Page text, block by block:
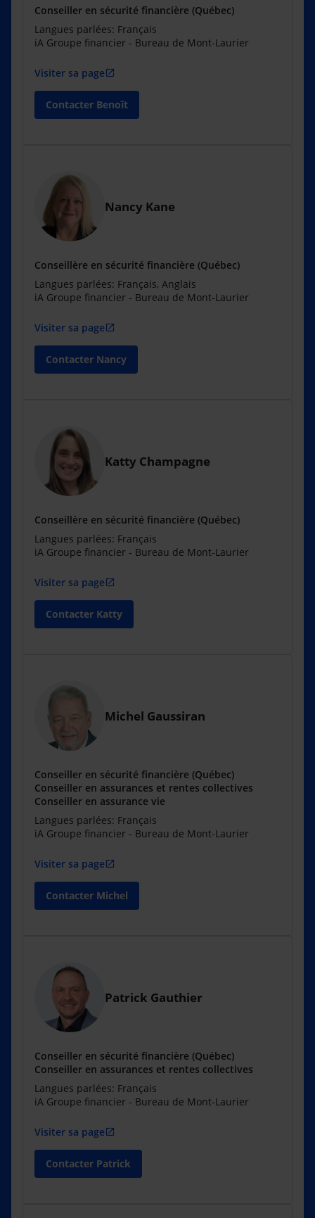
Conseiller en sécurité financière (Québec)
Langues parlées: Français
iA Groupe financier - Bureau de Mont-Laurier
Visiter sa page open_in_new
Contacter Benoît
Nancy Kane
Conseillère en sécurité financière (Québec)
Langues parlées: Français, Anglais
iA Groupe financier - Bureau de Mont-Laurier
Visiter sa page open_in_new
Contacter Nancy
Katty Champagne
Conseillère en sécurité financière (Québec)
Langues parlées: Français
iA Groupe financier - Bureau de Mont-Laurier
Visiter sa page open_in_new
Contacter Katty
Michel Gaussiran
Conseiller en sécurité financière (Québec)
Conseiller en assurances et rentes collectives
Conseiller en assurance vie
Langues parlées: Français
iA Groupe financier - Bureau de Mont-Laurier
Visiter sa page open_in_new
Contacter Michel
Patrick Gauthier
Conseiller en sécurité financière (Québec)
Conseiller en assurances et rentes collectives
Langues parlées: Français
iA Groupe financier - Bureau de Mont-Laurier
Visiter sa page open_in_new
Contacter Patrick